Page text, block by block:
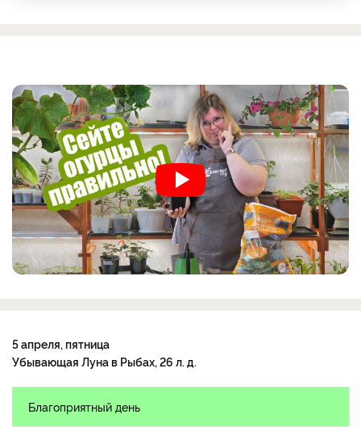
5 апреля, пятница
Убывающая Луна в Рыбах, 26 л. д.
Благоприятный день